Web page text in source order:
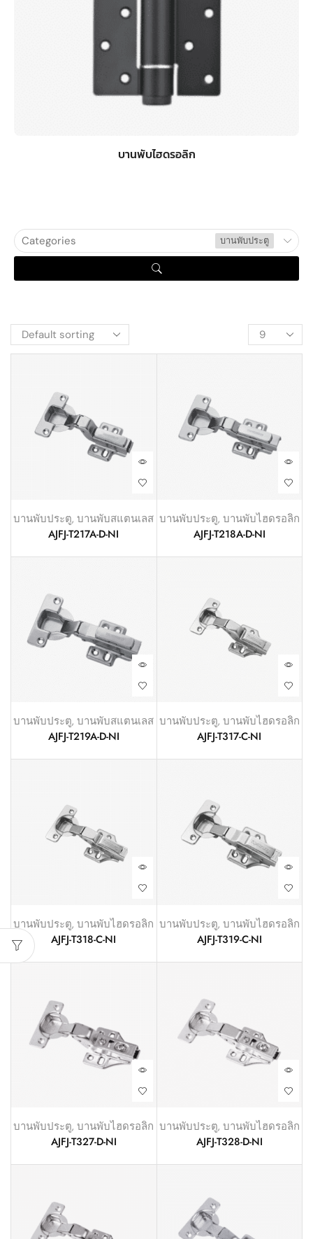
บานพับไฮดรอลิก
Categories บานพับประตู
บานพับประตู,บานพับสแตนเลส
AJFJ-T217A-D-NI
บานพับประตู, บานพับไฮดรอลิก
AJFJ-T218A-D-NI
บานพับประตู,บานพับสแตนเลส
AJFJ-T219A-D-NI
บานพับประตู, บานพับไฮดรอลิก
AJFJ-T317-C-NI
บานพับประตู,บานพับไฮดรอลิก
AJFJ-T318-C-NI
บานพับประตู, บานพับไฮดรอลิก
AJFJ-T319-C-NI
บานพับประตู,บานพับไฮดรอลิก
AJFJ-T327-D-NI
บานพับประตู, บานพับไฮดรอลิก
AJFJ-T328-D-NI